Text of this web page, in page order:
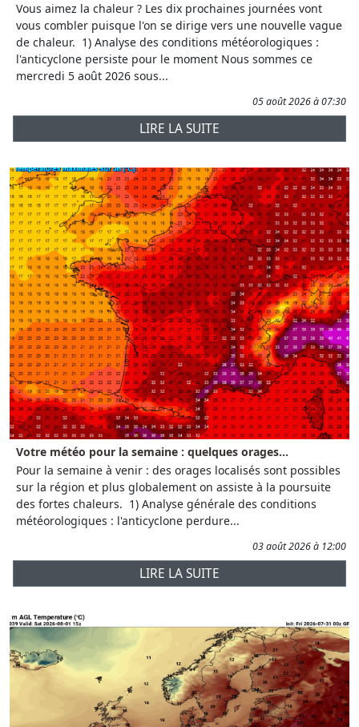
Vous aimez la chaleur ? Les dix prochaines journées vont
vous combler puisque l'on se dirige vers une nouvelle vague
de chaleur. 1) Analyse des conditions météorologiques :
l'anticyclone persiste pour le moment Nous sommes ce
mercredi 5 août 2026 sous...
05 août 2026 à 07:30
LIRE LA SUITE
Votre météo pour la semaine : quelques orages...
Pour la semaine à venir : des orages localisés sont possibles
sur la région et plus globalement on assiste à la poursuite
des fortes chaleurs. 1) Analyse générale des conditions
météorologiques : l'anticyclone perdure...
03 août 2026 à 12:00
LIRE LA SUITE